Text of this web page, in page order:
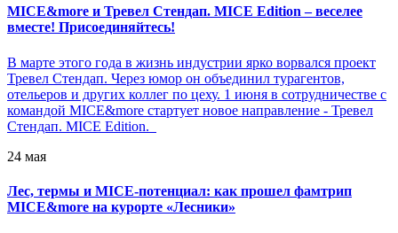
MICE&more и Тревел Стендап. MICE Edition – веселее
вместе! Присоединяйтесь!
В марте этого года в жизнь индустрии ярко ворвался проект
Тревел Стендап. Через юмор он объединил турагентов,
отельеров и других коллег по цеху. 1 июня в сотрудничестве с
командой MICE&more стартует новое направление - Тревел
Стендап. MICE Edition.
24 мая
Лес, термы и MICE-потенциал: как прошел фамтрип
MICE&more на курорте «Лесники»